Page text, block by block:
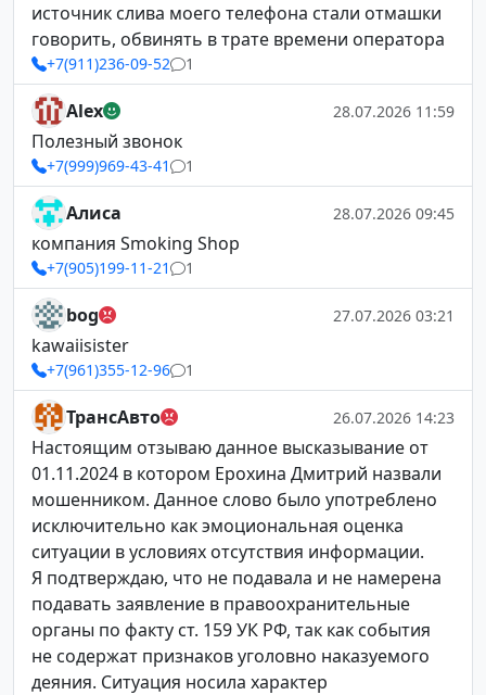
источник слива моего телефона стали отмашки
говорить, обвинять в трате времени оператора
+7(911)236-09-52 1
Alex 28.07.2026 11:59
Полезный звонок
+7(999)969-43-41 1
Алиса 28.07.2026 09:45
компания Smoking Shop
+7(905)199-11-21 1
bog 27.07.2026 03:21
kawaiisister
+7(961)355-12-96 1
ТрансАвто 26.07.2026 14:23
Настоящим отзываю данное высказывание от
01.11.2024 в котором Ерохина Дмитрий назвали
мошенником. Данное слово было употреблено
исключительно как эмоциональная оценка
ситуации в условиях отсутствия информации.
Я подтверждаю, что не подавала и не намерена
подавать заявление в правоохранительные
органы по факту ст. 159 УК РФ, так как события
не содержат признаков уголовно наказуемого
деяния. Ситуация носила характер